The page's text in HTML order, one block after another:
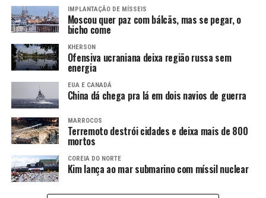
IMPLANTAÇÃO DE MÍSSEIS
Moscou quer paz com bálcãs, mas se pegar, o
bicho come
KHERSON
Ofensiva ucraniana deixa região russa sem
energia
EUA E CANADÁ
China dá chega pra lá em dois navios de guerra
MARROCOS
Terremoto destrói cidades e deixa mais de 800
mortos
COREIA DO NORTE
Kim lança ao mar submarino com míssil nuclear